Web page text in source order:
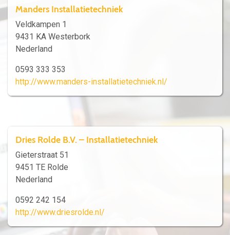
Manders Installatietechniek
Veldkampen 1
9431 KA Westerbork
Nederland
0593 333 353
http://www.manders-installatietechniek.nl/
Dries Rolde B.V. – Installatietechniek
Gieterstraat 51
9451 TE Rolde
Nederland
0592 242 154
http://www.driesrolde.nl/